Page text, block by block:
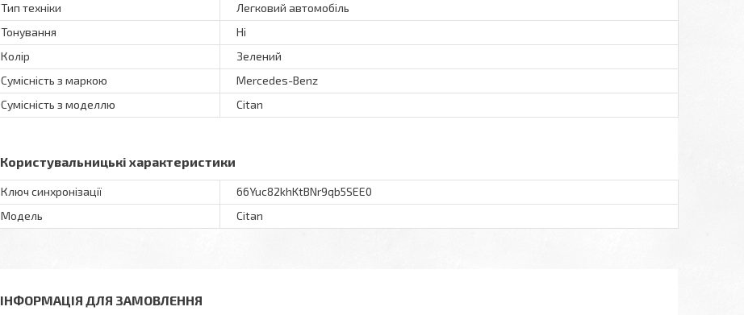
Тип техніки
Легковий автомобіль
Тонування
Ні
Колір
Зелений
Сумісність з маркою
Mercedes-Benz
Сумісність з моделлю
Citan
Користувальницькі характеристики
Ключ синхронізації
66Yuc82khKtBNr9qb5SEE0
Мoдель
Citan
ІНФОРМАЦІЯ ДЛЯ ЗАМОВЛЕННЯ